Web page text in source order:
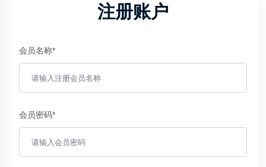
注册账户
会员名称*
会员密码*